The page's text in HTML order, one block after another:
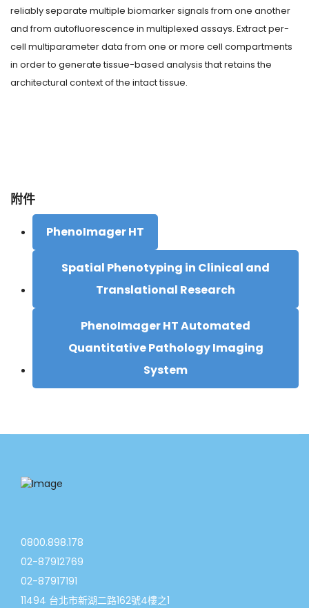
reliably separate multiple biomarker signals from one another
and from autofluorescence in multiplexed assays. Extract per-
cell multiparameter data from one or more cell compartments
in order to generate tissue-based analysis that retains the
architectural context of the intact tissue.
附件
PhenoImager HT
Spatial Phenotyping in Clinical and
Translational Research
PhenoImager HT Automated
Quantitative Pathology Imaging
System
0800.898.178
02-87912769
02-87917191
11494 台北市新湖二路162號4樓之1